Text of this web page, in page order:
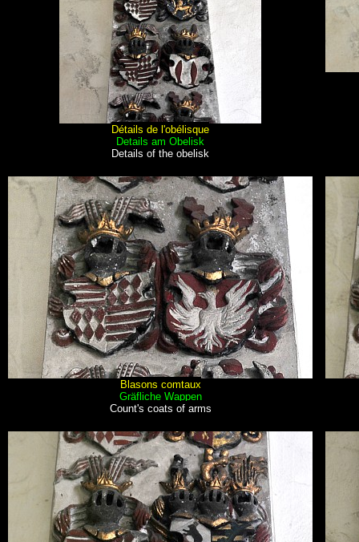
Détails de l'obélisque
Details am Obelisk
Details of the obelisk
Blasons comtaux
Gräfliche Wappen
Count's coats of arms